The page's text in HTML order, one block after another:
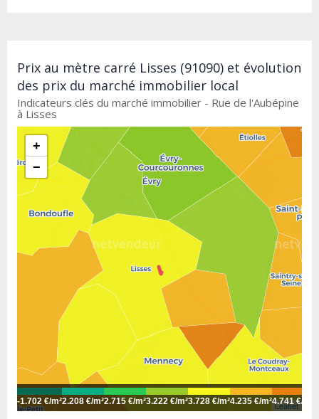
Prix au mètre carré Lisses (91090) et évolution
des prix du marché immobilier local
Indicateurs clés du marché immobilier - Rue de l'Aubépine
à Lisses
+
−
Leaflet
-1.702 €/m²2.208 €/m²2.715 €/m²3.222 €/m²3.728 €/m²4.235 €/m²4.741 €/m²